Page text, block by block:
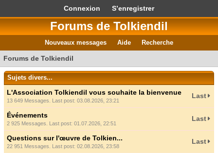
Connexion S’enregistrer
Forums de Tolkiendil
Nouveaux messages Aide Recherche
Forums de Tolkiendil
Sujets divers...
L'Association Tolkiendil vous souhaite la bienvenue
13 649 Messages. Last post: 03.08.2026, 23:21
Last
Événements
2 925 Messages. Last post: 01.07.2026, 22:51
Last
Questions sur l'œuvre de Tolkien...
22 951 Messages. Last post: 02.08.2026, 23:58
Last